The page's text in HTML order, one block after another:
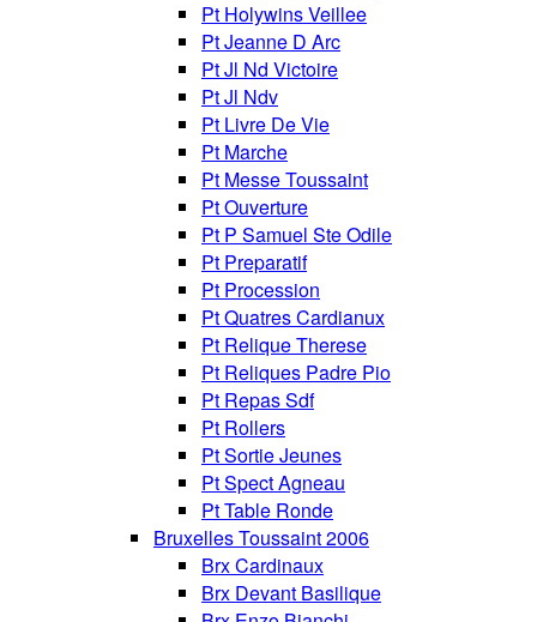
Pt Holywins Veillee
Pt Jeanne D Arc
Pt Jl Nd Victoire
Pt Jl Ndv
Pt Livre De Vie
Pt Marche
Pt Messe Toussaint
Pt Ouverture
Pt P Samuel Ste Odile
Pt Preparatif
Pt Procession
Pt Quatres Cardianux
Pt Relique Therese
Pt Reliques Padre Pio
Pt Repas Sdf
Pt Rollers
Pt Sortie Jeunes
Pt Spect Agneau
Pt Table Ronde
Bruxelles Toussaint 2006
Brx Cardinaux
Brx Devant Basilique